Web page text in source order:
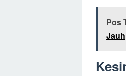
Pos
Jauh